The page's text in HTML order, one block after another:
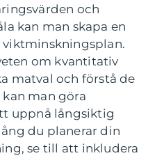
och
kan man skapa en
viktminskningsplan.
om kvantitativ
matval och förstå de
man göra
uppnå långsiktig
du planerar din
se till att inkludera